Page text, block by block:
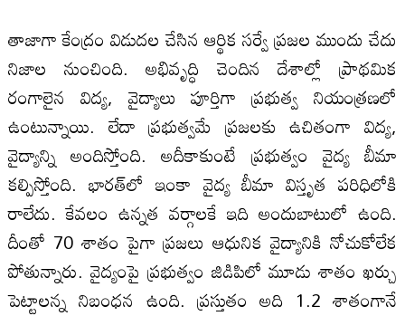
తాజాగా కేంద్రం విడుదల‌ చేసిన ఆర్థిక సర్వే ప్రజల‌ ముందు చేదు
నిజాల‌ నుంచింది. అభివృద్ధి చెందిన దేశాల్లో ప్రాథమిక
రంగాలైన విద్య, వైద్యాలు పూర్తిగా ప్రభుత్వ నియంత్రణలో
ఉంటున్నాయి. లేదా ప్రభుత్వమే ప్రజల‌కు ఉచితంగా విద్య,
వైద్యాన్ని అందిస్తోంది. అదీకాకుంటే ప్రభుత్వం వైద్య బీమా
కల్పిస్తోంది. భారత్‌లో ఇంకా వైద్య బీమా విస్తృత పరిధిలోకి
రాలేదు. కేవలం ఉన్నత వర్గాల‌కే ఇది అందుబాటులో ఉంది.
దీంతో 70 శాతం పైగా ప్రజలు ఆధునిక వైద్యానికి నోచుకోలేక
పోతున్నారు. వైద్యంపై ప్రభుత్వం జిడిపిలో మూడు శాతం ఖర్చు
పెట్టాల‌న్న నిబంధన ఉంది. ప్రస్తుతం అది 1.2 శాతంగానే